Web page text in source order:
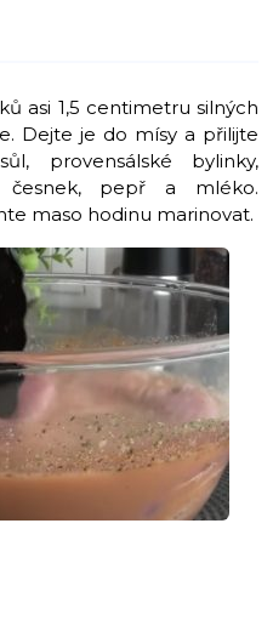
asi 1,5 centimetru silných
Dejte je do mísy a přilijte
provensálské bylinky,
česnek, pepř a mléko.
maso hodinu marinovat.